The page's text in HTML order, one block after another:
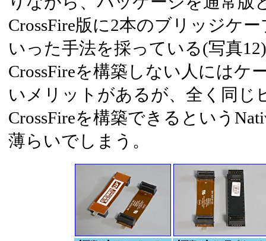
CrossFire版に2本のブリッジケ
いった手法を採っている(写真
CrossFireを構築しない人にはケ
いメリットがあるが、全く同じ
CrossFireを構築できるという
薄らいでしまう。